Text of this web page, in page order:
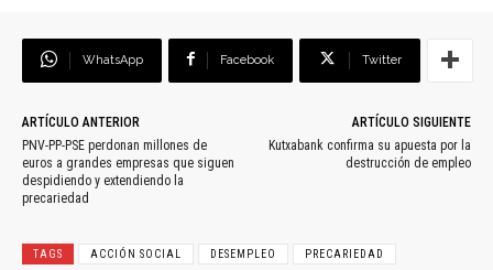
WhatsApp Facebook Twitter
ARTÍCULO ANTERIOR
PNV-PP-PSE perdonan millones de
euros a grandes empresas que siguen
despidiendo y extendiendo la
precariedad
ARTÍCULO SIGUIENTE
Kutxabank confirma su apuesta por la
destrucción de empleo
TAGS ACCIÓN SOCIAL DESEMPLEO PRECARIEDAD